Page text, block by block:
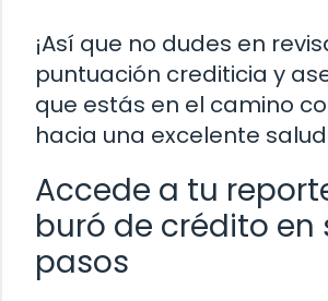
¡Así que no dudes en
puntuación crediticia y
que estás en el camino
hacia una excelente
Accede a tu
buró de crédito en
pasos